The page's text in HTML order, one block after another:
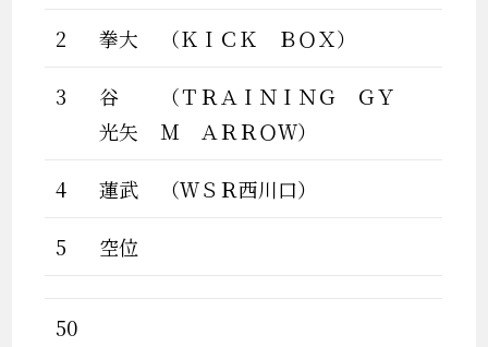
2 拳大 （ＫＩＣＫ ＢＯＸ）
3
谷
光矢
（ＴＲＡＩＮＩＮＧ ＧＹ
Ｍ ＡＲＲＯＷ）
4 蓮武 （ＷＳＲ西川口）
5 空位
50